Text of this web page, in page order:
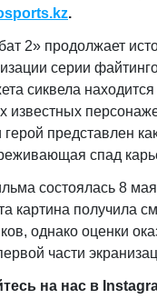
.
2» продолжает
серии
сиквела
известных
герой представлен
спад
состоялась 8
картина получила
однако оценки
части
на нас в